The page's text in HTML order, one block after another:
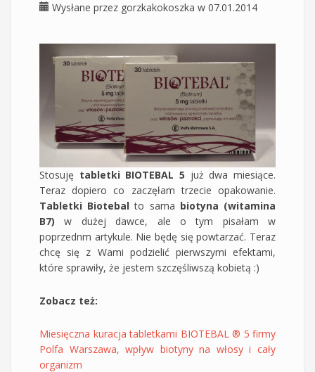
Wysłane przez gorzkakokoszka w 07.01.2014
Stosuję tabletki BIOTEBAL 5 już dwa miesiące.
Teraz dopiero co zaczęłam trzecie opakowanie.
Tabletki Biotebal to sama biotyna (witamina
B7) w dużej dawce, ale o tym pisałam w
poprzednm artykule. Nie będę się powtarzać. Teraz
chcę się z Wami podzielić pierwszymi efektami,
które sprawiły, że jestem szczęśliwszą kobietą :)
Zobacz też:
Miesięczna kuracja tabletkami BIOTEBAL ® 5 firmy
Polfa Warszawa, wpływ biotyny na włosy i cały
organizm